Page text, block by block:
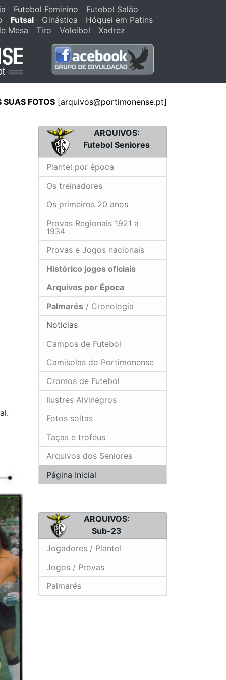
Futebol Feminino
Futebol Salão
Futsal Ginástica
Hóquei em Patins
Mesa
Tiro Voleibol Xadrez
SUAS FOTOS [arquivos@portimonense.pt]
ARQUIVOS:
Futebol Seniores
Plantel por época
Os treinadores
Os primeiros 20 anos
Provas Regionais 1921 a
1934
Provas e Jogos nacionais
Histórico jogos oficiais
Arquivos por Época
Palmarés / Cronologia
Noticias
Campos de Futebol
Camisolas do Portimonense
Cromos de Futebol
Ilustres Alvinegros
Fotos soltas
Taças e troféus
Arquivos dos Seniores
Página Inicial
ARQUIVOS:
Sub-23
Jogadores / Plantel
Jogos / Provas
Palmarés